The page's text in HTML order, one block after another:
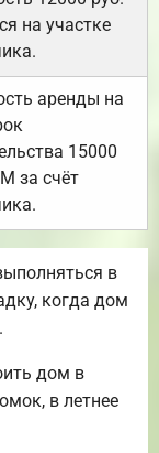
на участке
аренды на
15000
за счёт
в
когда дом
дом в
в летнее